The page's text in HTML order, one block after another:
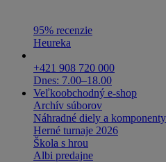
95% recenzie
Heureka
+421 908 720 000
Dnes: 7.00–18.00
Veľkoobchodný e-shop
Archív súborov
Náhradné diely a komponenty
Herné turnaje 2026
Škola s hrou
Albi predajne